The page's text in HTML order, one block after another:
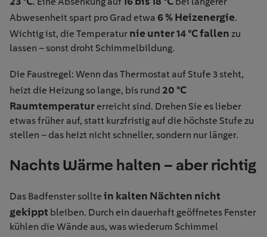
Abwesenheit spart pro Grad etwa 6 % Heizenergie.
Wichtig ist, die Temperatur nie unter 14 °C fallen zu
lassen – sonst droht Schimmelbildung.
Die Faustregel: Wenn das Thermostat auf Stufe 3 steht,
heizt die Heizung so lange, bis rund 20 °C
Raumtemperatur erreicht sind. Drehen Sie es lieber
etwas früher auf, statt kurzfristig auf die höchste Stufe zu
stellen – das heizt nicht schneller, sondern nur länger.
Nachts Wärme halten – aber richtig
Das Badfenster sollte in kalten Nächten nicht
gekippt bleiben. Durch ein dauerhaft geöffnetes Fenster
kühlen die Wände aus, was wiederum Schimmel